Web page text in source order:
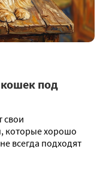
под
свои
которые хорошо
всегда подходят